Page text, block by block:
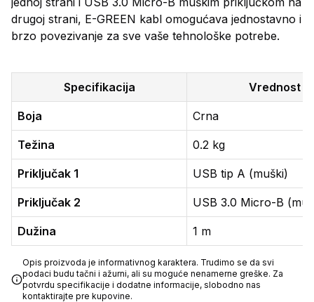
drugoj strani, E-GREEN kabl omogućava jednostavno i
brzo povezivanje za sve vaše tehnološke potrebe.
Specifikacija Vrednost
Boja Crna
Težina 0.2 kg
Priključak 1 USB tip A (muški)
Priključak 2 USB 3.0 Micro-B
Dužina 1 m
Opis proizvoda je informativnog karaktera. Trudimo se da svi
podaci budu tačni i ažurni, ali su moguće nenamerne greške. Za
potvrdu specifikacije i dodatne informacije, slobodno nas
kontaktirajte pre kupovine.